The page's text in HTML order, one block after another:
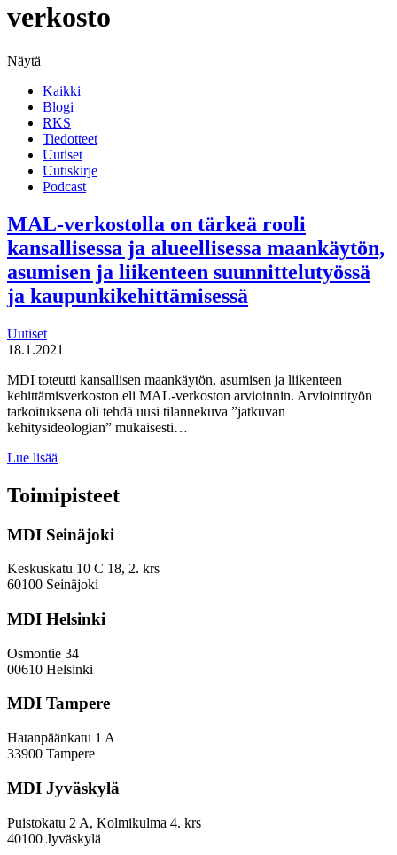
verkosto
Näytä
Kaikki
Blogi
RKS
Tiedotteet
Uutiset
Uutiskirje
Podcast
MAL-verkostolla on tärkeä rooli
kansallisessa ja alueellisessa maankäytön,
asumisen ja liikenteen suunnittelutyössä
ja kaupunkikehittämisessä
Uutiset
18.1.2021
MDI toteutti kansallisen maankäytön, asumisen ja liikenteen
kehittämisverkoston eli MAL-verkoston arvioinnin. Arviointityön
tarkoituksena oli tehdä uusi tilannekuva ”jatkuvan
kehitysideologian” mukaisesti…
Lue lisää
on
tärkeä
kansallisessa
alueellisessa
maankäytön,
ja
suunnittelutyössä
ja
Toimipisteet
MDI Seinäjoki
Keskuskatu 10 C 18, 2. krs
60100 Seinäjoki
MDI Helsinki
Osmontie 34
00610 Helsinki
MDI Tampere
Hatanpäänkatu 1 A
33900 Tampere
MDI Jyväskylä
Puistokatu 2 A, Kolmikulma 4. krs
40100 Jyväskylä